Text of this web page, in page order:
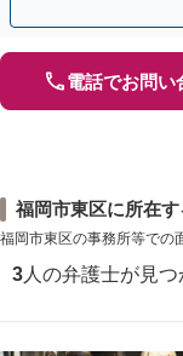
電話でお問い
福岡市東区に所在
福岡市東区の事務所等での
3 人の弁護士が見